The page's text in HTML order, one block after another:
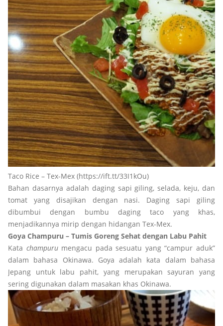
Taco Rice – Tex-Mex (https://ift.tt/33I1kOu)
Bahan dasarnya adalah daging sapi giling, selada, keju, dan
tomat yang disajikan dengan nasi. Daging sapi giling
dibumbui dengan bumbu daging taco yang khas,
menjadikannya mirip dengan hidangan Tex-Mex.
Goya Champuru – Tumis Goreng Sehat dengan Labu Pahit
Kata champurumengacu pada sesuatu yang “campur aduk”
dalam bahasa Okinawa. Goya adalah kata dalam bahasa
Jepang untuk labu pahit, yang merupakan sayuran yang
sering digunakan dalam masakan khas Okinawa.